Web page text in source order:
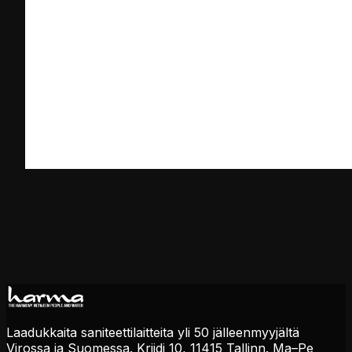
Laadukkaita saniteettilaitteita yli 50 jälleenmyyjältä
Virossa ja Suomessa. Kriidi 10, 11415 Tallinn. Ma–Pe